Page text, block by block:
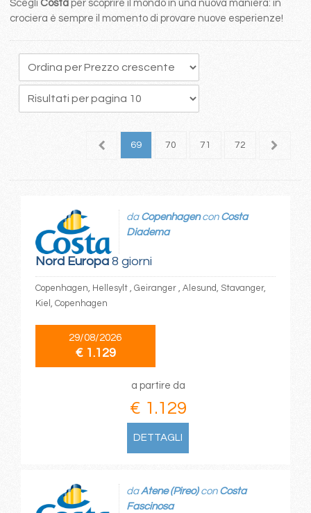
Scegli Costa per scoprire il mondo in una nuova maniera: in
crociera è sempre il momento di provare nuove esperienze!
68 69 70 71 72 73
Nord Europa8 giorni
da Copenhagencon Costa
Diadema
Copenhagen, Hellesylt , Geiranger , Alesund, Stavanger,
Kiel, Copenhagen
29/08/2026
€ 1.129
a partire da
€ 1.129
DETTAGLI
daAtene (Pireo)con Costa
Fascinosa